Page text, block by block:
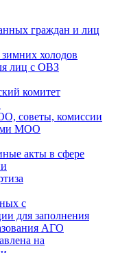
граждан и лиц
холодов
лиц с ОВЗ
комитет
советы, комиссии
МОО
акты в сфере
с
для заполнения
АГО
на